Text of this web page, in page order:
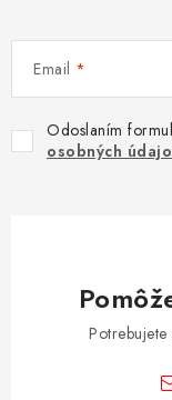
Email
Odoslaním
osobných